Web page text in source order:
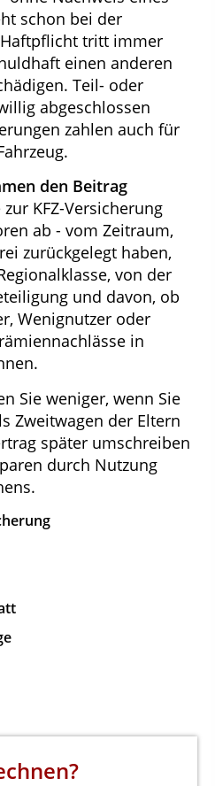
schon bei der
tritt immer
einen anderen
Teil- oder
abgeschlossen
zahlen auch für
den Beitrag
KFZ-Versicherung
ab - vom Zeitraum,
zurückgelegt haben,
von der
und davon, ob
Wenignutzer oder
in
Sie weniger, wenn Sie
Zweitwagen der Eltern
später umschreiben
durch Nutzung